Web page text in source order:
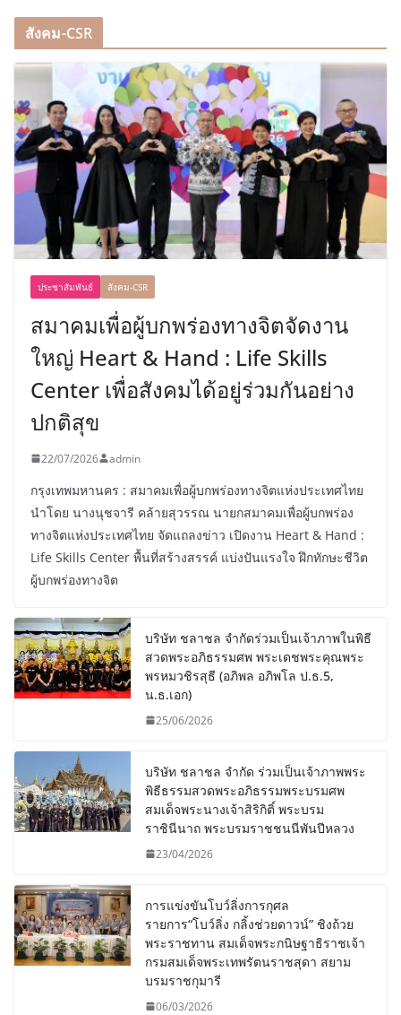
สังคม-CSR
ประชาสัมพันธ์ สังคม-CSR
สมาคมเพื่อผู้บกพร่องทางจิตจัดงาน
ใหญ่ Heart & Hand : Life Skills
Center เพื่อสังคมได้อยู่ร่วมกันอย่าง
ปกติสุข
22/07/2026 admin
กรุงเทพมหานคร : สมาคมเพื่อผู้บกพร่องทางจิตแห่งประเทศไทย
นำโดย นางนุชจารี คล้ายสุวรรณ นายกสมาคมเพื่อผู้บกพร่อง
ทางจิตแห่งประเทศไทย จัดแถลงข่าว เปิดงาน Heart & Hand :
Life Skills Center พื้นที่สร้างสรรค์ แบ่งปันแรงใจ ฝึกทักษะชีวิต
ผู้บกพร่องทางจิต
บริษัท ชลาชล จำกัดร่วมเป็นเจ้าภาพในพิธี
สวดพระอภิธรรมศพ พระเดชพระคุณพระ
พรหมวชิรสุธี (อภิพล อภิพโล ป.ธ.5,
น.ธ.เอก)
25/06/2026
บริษัท ชลาชล จำกัด ร่วมเป็นเจ้าภาพพระ
พิธีธรรมสวดพระอภิธรรมพระบรมศพ
สมเด็จพระนางเจ้าสิริกิติ์ พระบรม
ราชินีนาถ พระบรมราชชนนีพันปีหลวง
23/04/2026
การแข่งขันโบว์ลิ่งการกุศล
รายการ“โบว์ลิ่ง กลิ้งช่วยดาวน์” ชิงถ้วย
พระราชทาน สมเด็จพระกนิษฐาธิราชเจ้า
กรมสมเด็จพระเทพรัตนราชสุดา สยาม
บรมราชกุมารี
06/03/2026